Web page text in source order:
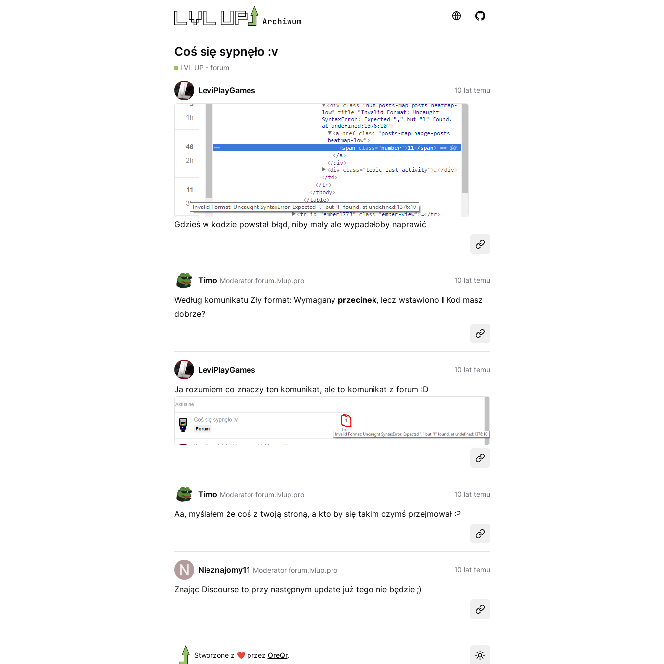
Archiwum Strona GitHub
Coś się sypnęło :v
LVL UP - forum
LeviPlayGames 10 lat temu
Gdzieś w kodzie powstał błąd, niby mały ale wypadałoby naprawić
Udostępnij
Timo Moderator forum.lvlup.pro 10 lat temu
Według komunikatu Zły format: Wymagany przecinek, lecz wstawiono IKod masz
dobrze?
Udostępnij
LeviPlayGames 10 lat temu
Ja rozumiem co znaczy ten komunikat, ale to komunikat z forum :D
Udostępnij
Timo Moderator forum.lvlup.pro 10 lat temu
Aa, myślałem że coś z twoją stroną, a kto by się takim czymś przejmował :P
Udostępnij
Nieznajomy11 Moderator forum.lvlup.pro 10 lat temu
Znając Discourse to przy następnym update już tego nie będzie ;)
Udostępnij
Stworzone z ❤️ przez OreQr. Przełącz motyw